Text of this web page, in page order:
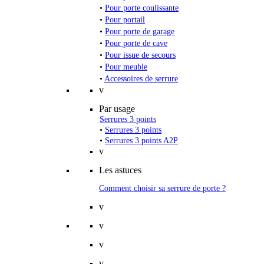
• Pour porte coulissante
• Pour portail
• Pour porte de garage
• Pour porte de cave
• Pour issue de secours
• Pour meuble
• Accessoires de serrure
v
Par usage
Serrures 3 points
• Serrures 3 points
• Serrures 3 points A2P
v
Les astuces
Comment choisir sa serrure de porte ?
v
v
v